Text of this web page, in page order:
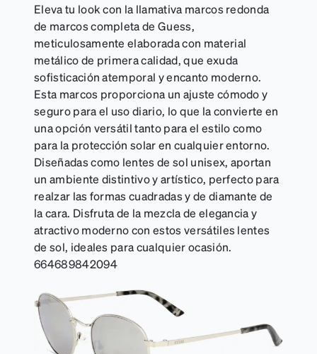
Eleva tu look con la llamativa marcos redonda
de marcos completa de Guess,
meticulosamente elaborada con material
metálico de primera calidad, que exuda
sofisticación atemporal y encanto moderno.
Esta marcos proporciona un ajuste cómodo y
seguro para el uso diario, lo que la convierte en
una opción versátil tanto para el estilo como
para la protección solar en cualquier entorno.
Diseñadas como lentes de sol unisex, aportan
un ambiente distintivo y artístico, perfecto para
realzar las formas cuadradas y de diamante de
la cara. Disfruta de la mezcla de elegancia y
atractivo moderno con estos versátiles lentes
de sol, ideales para cualquier ocasión.
664689842094